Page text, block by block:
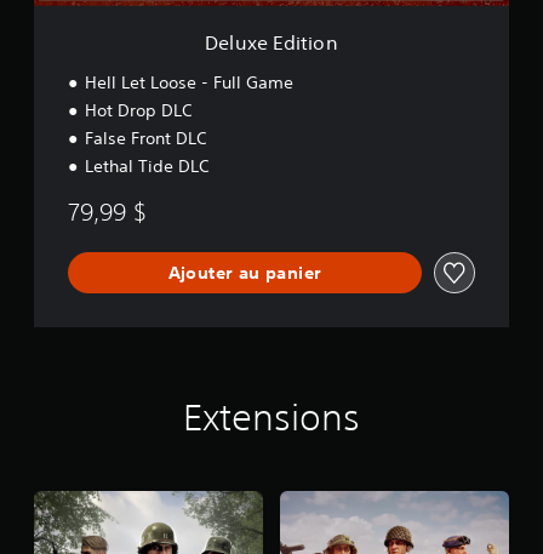
n
Deluxe Edition
Hell Let Loose - Full Game
Hot Drop DLC
False Front DLC
Lethal Tide DLC
79,99 $
Ajouter au panier
Extensions